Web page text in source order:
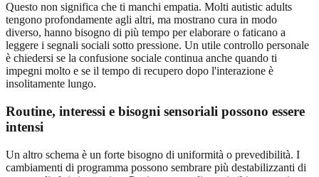
Questo non significa che ti manchi empatia. Molti autistic adults
tengono profondamente agli altri, ma mostrano cura in modo
diverso, hanno bisogno di più tempo per elaborare o faticano a
leggere i segnali sociali sotto pressione. Un utile controllo personale
è chiedersi se la confusione sociale continua anche quando ti
impegni molto e se il tempo di recupero dopo l'interazione è
insolitamente lungo.
Routine, interessi e bisogni sensoriali possono essere
intensi
Un altro schema è un forte bisogno di uniformità o prevedibilità. I
cambiamenti di programma possono sembrare più destabilizzanti di